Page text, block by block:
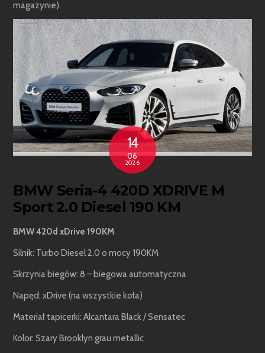
magazynie).
14
06
2026
BMW Seria-4 420D XDRIVE M
Sport 2.0 Diesel 190 KM
BMW 420d xDrive 190KM
Silnik: Turbo Diesel 2.0 o mocy 190KM
Skrzynia biegów: 8 – biegowa automatyczna
Napęd: xDrive (na wszystkie koła)
Materiał tapicerki: Alcantara Black / Sensatec
Kolor: Szary Brooklyn grau metallic